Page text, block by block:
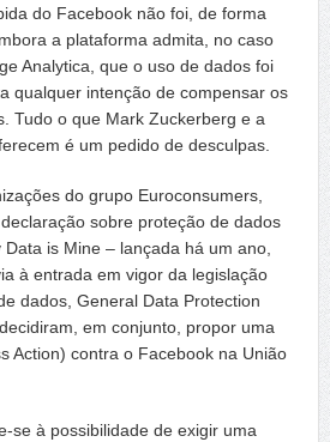
do Facebook não foi, de forma
a plataforma admita, no caso
Analytica, que o uso de dados foi
qualquer intenção de compensar os
Tudo o que Mark Zuckerberg e a
é um pedido de desculpas.
do grupo Euroconsumers,
sobre proteção de dados
is Mine – lançada há um ano,
à entrada em vigor da legislação
dados, General Data Protection
em conjunto, propor uma
Action) contra o Facebook na União
se à possibilidade de exigir uma